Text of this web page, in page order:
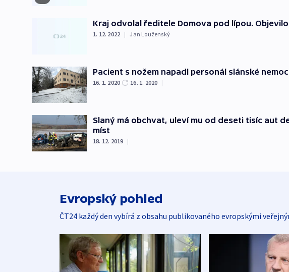
Kraj odvolal ředitele Domova pod lípou.
1. 12. 2022 | Jan Louženský
Pacient s nožem napadl personál slánské
16. 1. 2020 16. 1. 2020 |
Slaný má obchvat, uleví mu od deseti tisíc aut
míst
18. 12. 2019 |
Evropský pohled
ČT24 každý den vybírá z obsahu publikovaného evropskými